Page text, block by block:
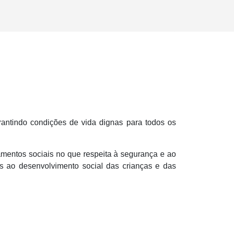
condições de vida dignas para todos os
sociais no que respeita à segurança e ao
ao desenvolvimento social das crianças e das